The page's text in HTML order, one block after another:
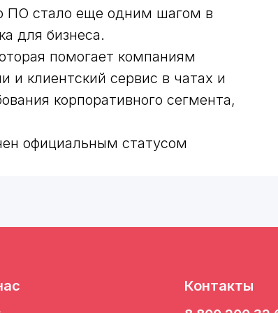
ПО стало еще одним шагом в
для бизнеса.
помогает компаниям
и клиентский сервис в чатах и
корпоративного сегмента,
официальным статусом
Контакты